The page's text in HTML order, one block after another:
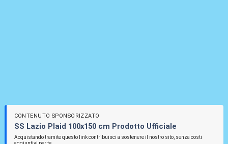
CONTENUTO SPONSORIZZATO
SS Lazio Plaid 100x150 cm Prodotto Ufficiale
Acquistando tramite questo link contribuisci a sostenere il nostro sito, senza costi